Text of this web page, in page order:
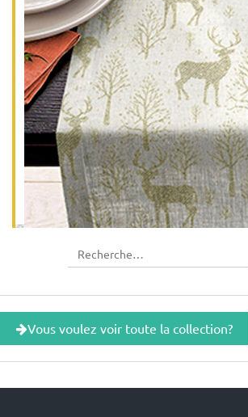
Vous voulez voir toute la collection?